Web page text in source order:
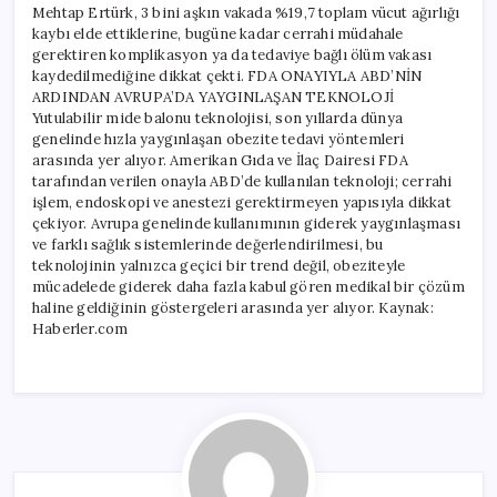
Mehtap Ertürk, 3 bini aşkın vakada %19,7 toplam vücut ağırlığı
kaybı elde ettiklerine, bugüne kadar cerrahi müdahale
gerektiren komplikasyon ya da tedaviye bağlı ölüm vakası
kaydedilmediğine dikkat çekti. FDA ONAYIYLA ABD’NİN
ARDINDAN AVRUPA’DA YAYGINLAŞAN TEKNOLOJİ
Yutulabilir mide balonu teknolojisi, son yıllarda dünya
genelinde hızla yaygınlaşan obezite tedavi yöntemleri
arasında yer alıyor. Amerikan Gıda ve İlaç Dairesi FDA
tarafından verilen onayla ABD’de kullanılan teknoloji; cerrahi
işlem, endoskopi ve anestezi gerektirmeyen yapısıyla dikkat
çekiyor. Avrupa genelinde kullanımının giderek yaygınlaşması
ve farklı sağlık sistemlerinde değerlendirilmesi, bu
teknolojinin yalnızca geçici bir trend değil, obeziteyle
mücadelede giderek daha fazla kabul gören medikal bir çözüm
haline geldiğinin göstergeleri arasında yer alıyor. Kaynak:
Haberler.com